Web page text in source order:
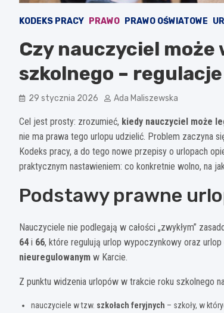
KODEKS PRACY PRAWO PRAWO OŚWIATOWE
Czy nauczyciel
szkolnego –
29 stycznia 2026 Ada Maliszewska
Cel jest prosty: zrozumieć, kiedy nauczyciel może
nie ma prawa tego urlopu udzielić. Problem zaczyna
Kodeks pracy, a do tego nowe przepisy o urlopach
praktycznym nastawieniem: co konkretnie wolno, na
Podstawy prawne
Nauczyciele nie podlegają w całości „zwykłym”
64i 66, które regulują urlop wypoczynkowy oraz
nieuregulowanym w Karcie.
Z punktu widzenia urlopów w trakcie roku szkolnego
nauczyciele w tzw. szkołach feryjnych – szkoły, w